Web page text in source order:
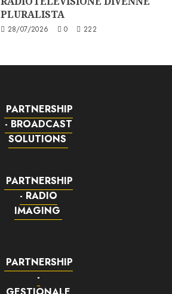
PLURALISTA
28/07/2026 0 222
PARTNERSHIP
- BROADCAST
SOLUTIONS
PARTNERSHIP
- RADIO
IMAGING
PARTNERSHIP
-